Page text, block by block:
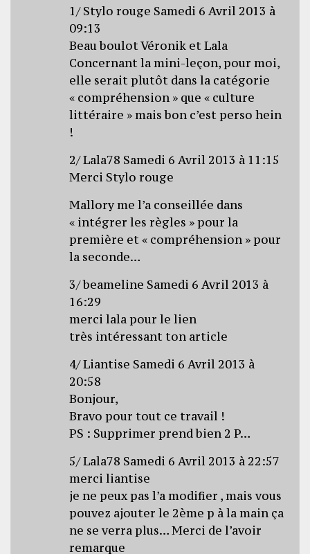
1/ Stylo rouge Samedi 6 Avril 2013 à
09:13
Beau boulot Véronik et Lala
Concernant la mini-leçon, pour moi,
elle serait plutôt dans la catégorie
« compréhension » que « culture
littéraire » mais bon c’est perso hein
!
2/ Lala78 Samedi 6 Avril 2013 à 11:15
Merci Stylo rouge
Mallory me l’a conseillée dans
« intégrer les règles » pour la
première et « compréhension » pour
la seconde…
3/ beameline Samedi 6 Avril 2013 à
16:29
merci lala pour le lien
très intéressant ton article
4/ Liantise Samedi 6 Avril 2013 à
20:58
Bonjour,
Bravo pour tout ce travail !
PS : Supprimer prend bien 2 P…
5/ Lala78 Samedi 6 Avril 2013 à 22:57
merci liantise
je ne peux pas l’a modifier , mais vous
pouvez ajouter le 2ème p à la main ça
ne se verra plus… Merci de l’avoir
remarque